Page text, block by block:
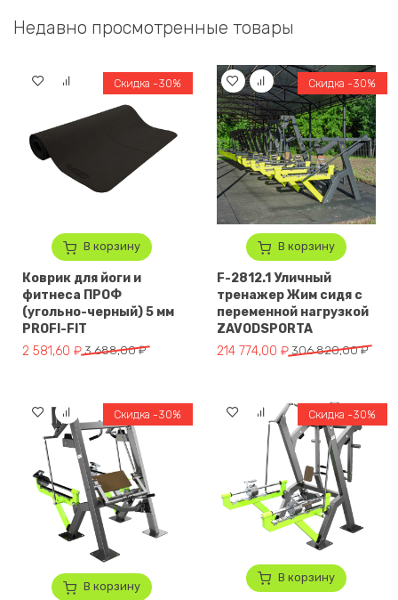
Недавно просмотренные товары
В корзину
Скидка -30%
Коврик для йоги и
фитнеса ПРОФ
(угольно-черный) 5 мм
PROFI-FIT
3 688,00₽
Первоначальная цена составляла 3 688,00 ₽.
2 581,60 ₽
Текущая цена: 2 581,60 ₽.
В корзину
Скидка -30%
F-2812.1 Уличный
тренажер Жим сидя с
переменной нагрузкой
ZAVODSPORTA
306 820,00₽
Первоначальная цена
214 774,00 ₽
Текущая цена: 214 774,00 ₽.
В корзину
Скидка -30%
В корзину
Скидка -30%